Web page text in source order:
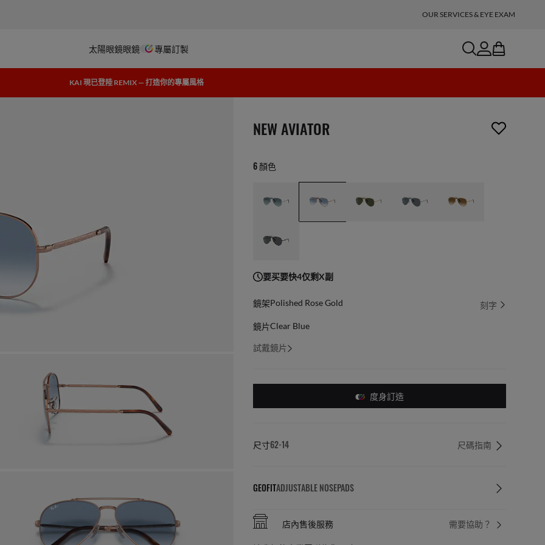
OUR SERVICES & EYE EXAM
太陽眼鏡眼鏡 專屬訂製 searchaccount
bag
KAI 現已登陸 REMIX — 打造你的專屬風格
1 項商品已從您的願望清單移除
NEW AVIATOR
6 顏色
要买要快4仅剩X副
鏡架Polished Rose Gold
刻字
鏡片Clear Blue
試戴鏡片
度身訂造
尺寸62-14 尺碼指南
GEOFITADJUSTABLE NOSEPADS
需要協助？
店內售後服務 免費簡易退